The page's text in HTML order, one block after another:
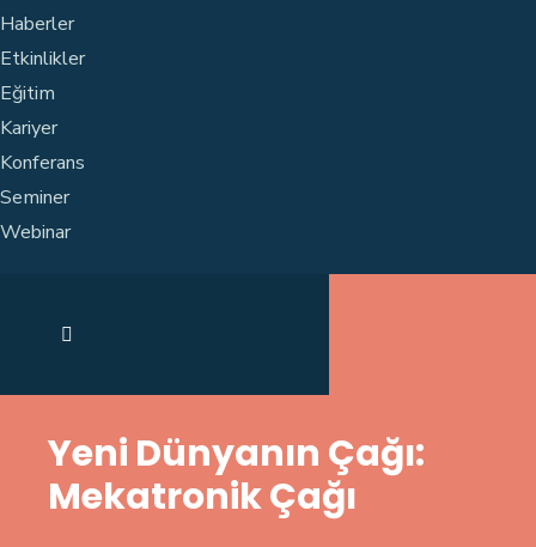
Haberler
Etkinlikler
Eğitim
Kariyer
Konferans
Seminer
Webinar
Yeni Dünyanın Çağı:
Mekatronik Çağı